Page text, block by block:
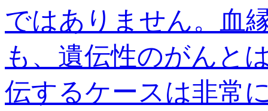
ではありません。血
も、遺伝性のがんと
伝するケースは非常